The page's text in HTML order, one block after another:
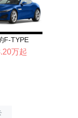
F-TYPE
万起